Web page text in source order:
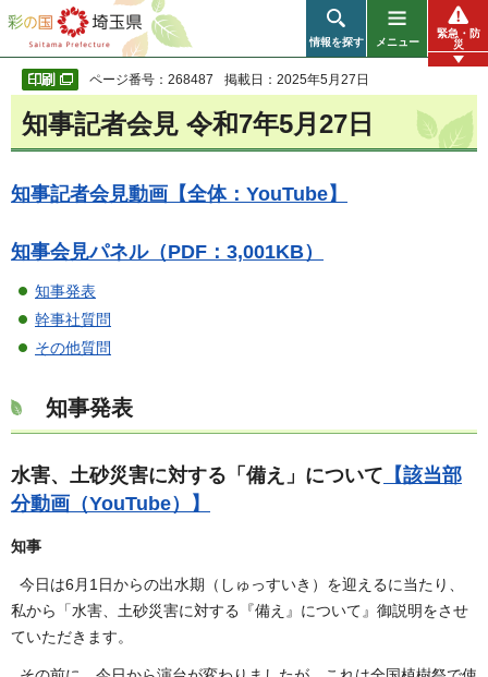
彩の国 埼玉県
情報を探す メニュー
緊急・防
災
ページ番号：268487 掲載日：2025年5月27日
知事記者会見 令和7年5月27日
知事記者会見動画【全体：YouTube】
知事会見パネル（PDF：3,001KB）
知事発表
幹事社質問
その他質問
知事発表
水害、土砂災害に対する「備え」について 【該当部
分動画（YouTube）】
知事
今日は6月1日からの出水期（しゅっすいき）を迎えるに当たり、
私から「水害、土砂災害に対する『備え』について』御説明をさせ
ていただきます。